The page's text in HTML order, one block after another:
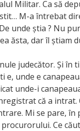
Militar. Ca să
M-a întrebat
unde știa ? Nu
ăsta, dar îl știam
judecător. Și în
e, unde e
unde-i
că a intrat.
Mi se pare, în
Ce